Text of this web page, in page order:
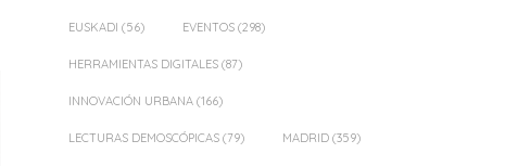
EUSKADI (56) EVENTOS (298)
HERRAMIENTAS DIGITALES (87)
INNOVACIÓN URBANA (166)
LECTURAS DEMOSCÓPICAS (79) MADRID (359)